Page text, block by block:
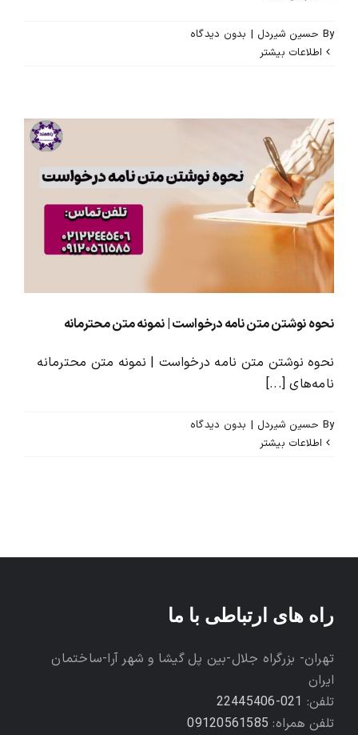
By حسین شیردل | بدون ديدگاه
اطلاعات بیشتر
نحوه نوشتن متن نامه درخواست | نمونه متن محترمانه
نحوه نوشتن متن نامه درخواست | نمونه متن محترمانه
نامه‌های [...]
By حسین شیردل | بدون ديدگاه
اطلاعات بیشتر
راه های ارتباطی با ما
تهران- بزرگراه جلال-بین پل گیشا و شهر آرا-ساختمان
ایران
تلفن: 021-22445406
تلفن همراه: 09120561585